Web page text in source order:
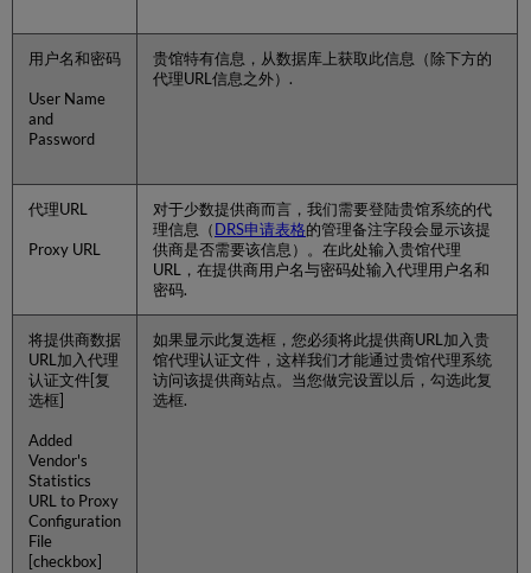
用户名和密码
User Name
and
Password
贵馆特有信息，从数据库上获取此信息（除下方的
代理URL信息之外）.
代理URL
Proxy URL
对于少数提供商而言，我们需要登陆贵馆系统的代
理信息（ DRS申请表格的管理备注字段会显示该提
供商是否需要该信息）。在此处输入贵馆代理
URL，在提供商用户名与密码处输入代理用户名和
密码.
将提供商数据
URL加入代理
认证文件[复
选框]
Added
Vendor's
Statistics
URL to Proxy
Configuration
File
[checkbox]
如果显示此复选框，您必须将此提供商URL加入贵
馆代理认证文件，这样我们才能通过贵馆代理系统
访问该提供商站点。当您做完设置以后，勾选此复
选框.